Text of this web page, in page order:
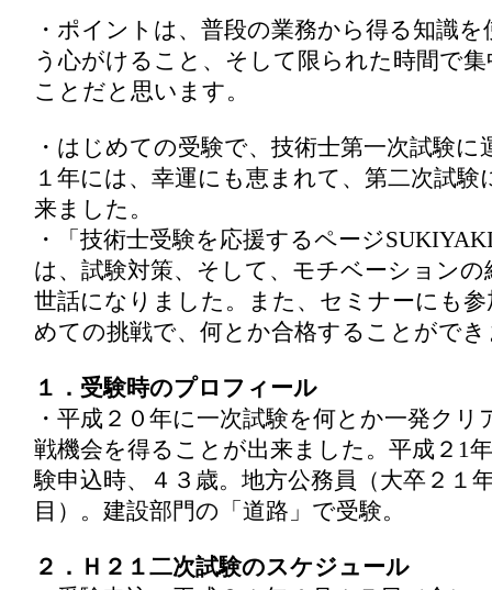
・ポイントは、普段の業務から得る知識
う心がけること、そして限られた時間で
ことだと思います。
・はじめての受験で、技術士第一次試験に
１年には、幸運にも恵まれて、第二次試
来ました。
・「技術士受験を応援するページ
は、試験対策、そして、モチベーション
世話になりました。また、セミナーにも
めての挑戦で、何とか合格することがで
１．受験時のプロフィール
・平成２０年に一次試験を何とか一発クリ
戦機会を得ることが出来ました。平成２1
験申込時、４３歳。地方公務員（大卒２１
目）。建設部門の「道路」で受験。
２．Ｈ２１二次試験のスケジュール